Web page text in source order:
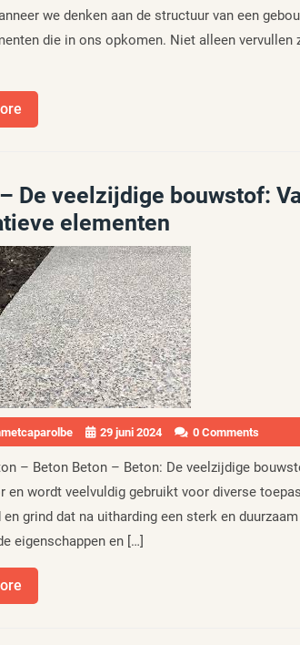
we denken aan de structuur van een
die in ons opkomen. Niet alleen
More
De veelzijdige bouwstof:
elementen
29 juni 2024 0 Comments
– Beton Beton – Beton: De veelzijdige
en wordt veelvuldig gebruikt voor diverse
en grind dat na uitharding een sterk en
eigenschappen en […]
More